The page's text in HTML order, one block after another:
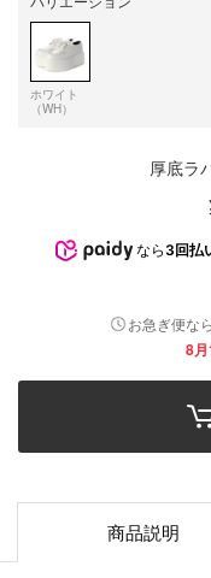
ホワイト
（WH）
厚底ラ
なら 3回払
お急ぎ便なら
8
商品説明